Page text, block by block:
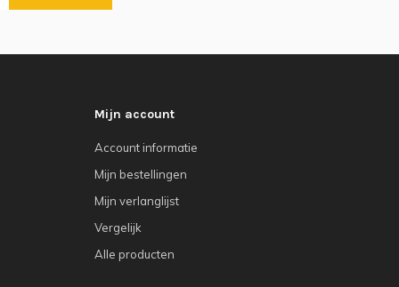
Mijn account
Account informatie
Mijn bestellingen
Mijn verlanglijst
Vergelijk
Alle producten